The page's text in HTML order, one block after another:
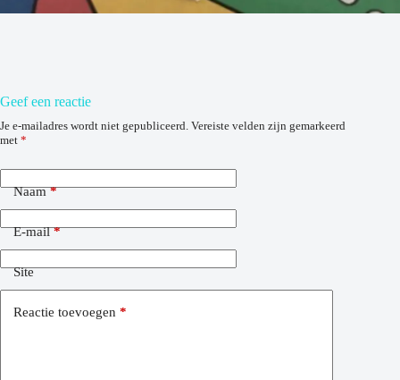
Geef een reactie
Je e-mailadres wordt niet gepubliceerd. Vereiste velden zijn gemarkeerd
met *
Naam*
E-mail*
Site
Reactie toevoegen *